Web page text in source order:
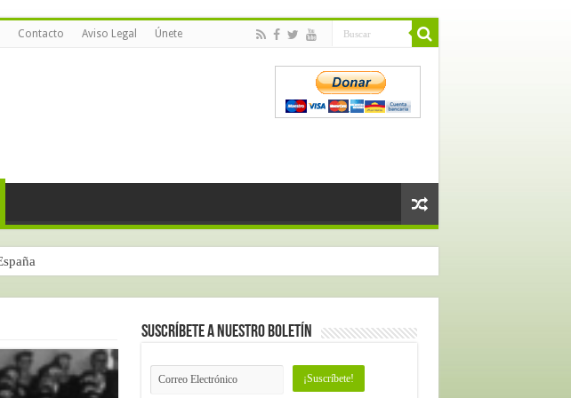
Contacto Aviso Legal Únete
Suscríbete a nuestro Boletín